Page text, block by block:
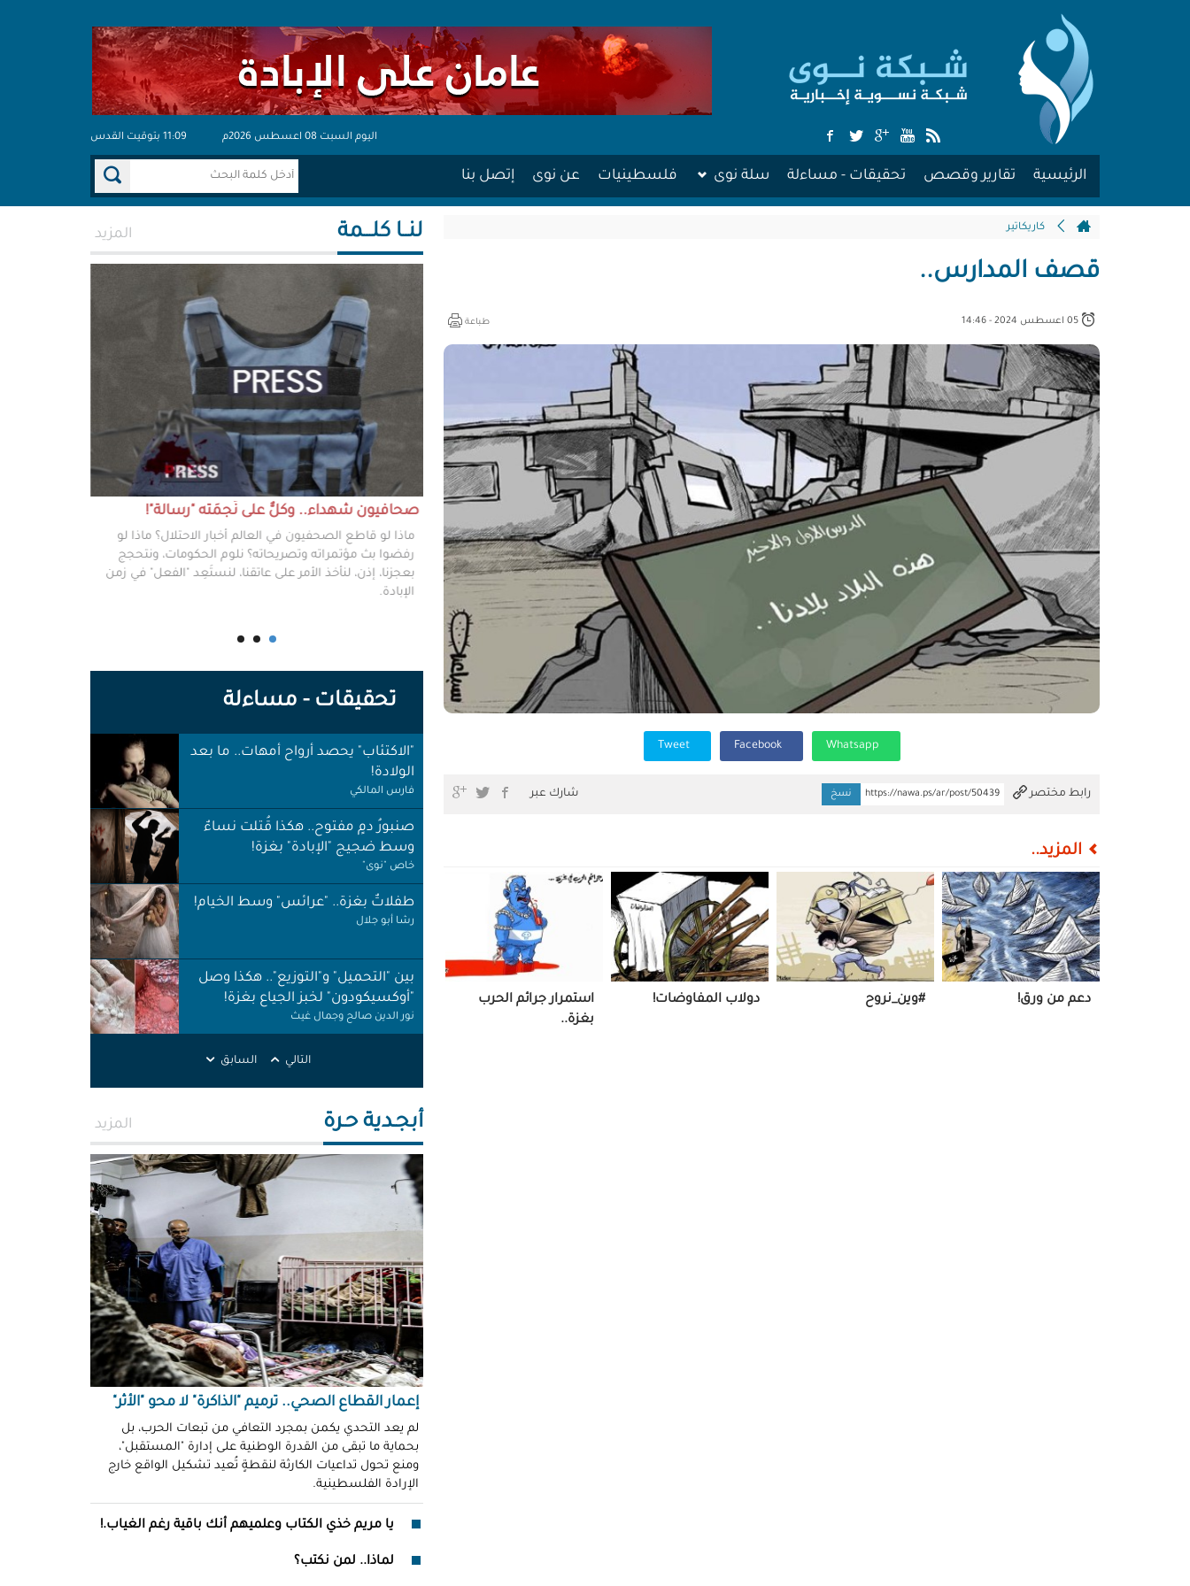
اليوم السبت 08 اعسطس 2026م 11:09 بتوقيت القدس
الرئيسية تقارير وقصص تحقيقات - مساءلة سلة نوى فلسطينيات عن نوى إتصل بنا
كاريكاتير
قصف المدارس..
طباعة
Tweet Facebook
رابط مختصر https://nawa.ps/ar/post/50439
تم النسخ نسخ شارك عبر
المزيد..
دعم من ورق! #وين_نروح دولاب المفاوضات!
استمرار جرائم الحرب
بغزة..
لنــا كلـــمة المزيد
مش وقته!!
ليس مطلوباً من الصحفي أن يكون مخططًا إستراتيجيًا
ليضع إستراتيجيات عملٍ للهيئات العامة، ولكن من حقه
سؤال من يضعون تلك الاستراتيجيات عن تفاصيلها،
وخططهم في حال حدوث السيناريوهات الأسوأ؟
صحافيون شهداء.. وكلٌّ على نَجمَته "رسالة"!
ماذا لو قاطع الصحفيون في العالم أخبار الاحتلال؟ ماذا لو
رفضوا بث مؤتمراته وتصريحاته؟ نلوم الحكومات، ونتحجج
بعجزنا، إذن، لنأخذ الأمر على عاتقنا، لنستَعِد "الفعل" في زمن
الإبادة.
تحقيقات - مساءلة
"الاكتئاب" يحصد أرواح أمهات.. ما بعد
الولادة!
فارس المالكي
صنبورُ دمٍ مفتوح.. هكذا قُتلت نساءٌ
وسط ضجيج "الإبادة" بغزة!
خاص "نوى"
طفلاتٌ بغزة.. "عرائس" وسط الخيام!
رشا أبو جلال
بين "التحميل" و"التوزيع".. هكذا وصل
"أوكسيكودون" لخبز الجياع بغزة!
نور الدين صالح وجمال غيث
عاملات نظافة في الظل.. لا حقوق ولا
"غِراس" غزة قنابل موقوتة.. خَرابٌ نَخَر
البيئة والتربة!
عبد الله التركماني ورشا فرحات
"عرّوني وضحكوا".. انتهاكات جنسية
"مُنظّمة" في سجون "إسرائيل"!
نازحو طولكرم بين وعود الإغاثة وواقع
العوز!
رغد سلامة
إبادةُ الشُّهود.. نهجٌ "إسرائيلي"
للإفلات من العقاب!
مشيرة توفيق
قناصو "الشبح" بغزة.. هويّات تُكشف
لأول مرة!
بدائل قاتلة.. مضادات حيوية في قِطع
"آيس كريم"!
التالي السابق
أبجـدية حـرة المزيد
إعمار القطاع الصحي.. ترميم "الذاكرة" لا محو "الأثر"
لم يعد التحدي يكمن بمجرد التعافي من تبعات الحرب، بل
بحماية ما تبقى من القدرة الوطنية على إدارة "المستقبل"،
ومنع تحول تداعيات الكارثة لنقطةٍ تُعيد تشكيل الواقع خارج
الإرادة الفلسطينية.
يا مريم خذي الكتاب وعلميهم أنك باقية رغم الغياب.!
لماذا.. لمن نكتب؟